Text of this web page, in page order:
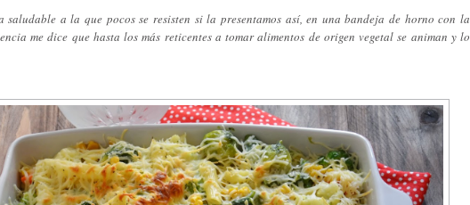
saludable a la que pocos se resisten si la presentamos así, en una bandeja de horno con la
me dice que hasta los más reticentes a tomar alimentos de origen vegetal se animan y lo